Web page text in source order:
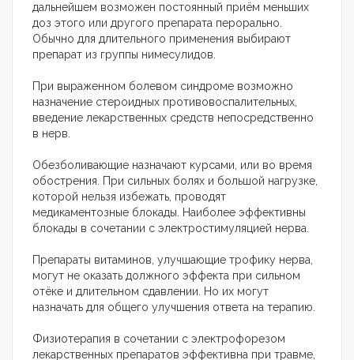
дальнейшем возможен постоянный приём меньших
доз этого или другого препарата перорально.
Обычно для длительного применения выбирают
препарат из группы нимесулидов.
При выраженном болевом синдроме возможно
назначение стероидных противовоспалительных,
введение лекарственных средств непосредственно
в нерв.
Обезболивающие назначают курсами, или во время
обострения. При сильных болях и большой нагрузке,
которой нельзя избежать, проводят
медикаментозные блокады. Наиболее эффективны
блокады в сочетании с электростимуляцией нерва.
Препараты витаминов, улучшающие трофику нерва,
могут не оказать должного эффекта при сильном
отёке и длительном сдавлении. Но их могут
назначать для общего улучшения ответа на терапию.
Физиотерапия в сочетании с электрофорезом
лекарственных препаратов эффективна при травме,